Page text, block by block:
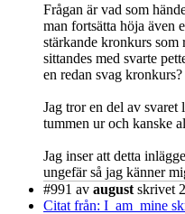
Frågan är vad som
man fortsätta höja även
stärkande kronkurs som
sittandes med svarte
en redan svag kronkurs?
Jag tror en del av
tummen ur och kanske
Jag inser att detta
ungefär så jag känner
#991 av august skrivet
Citat från: I_am_mine